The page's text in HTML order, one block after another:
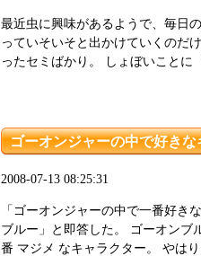
最近虫に興味があるようで、毎日
っていそいそと出かけていくのだ
ったセミばかり。 しょぼいことに
ゴーオンジャーの中で好きな
2008-07-13 08:25:31
「ゴーオンジャーの中で一番好き
ブルー」と即答した。 ゴーオンブ
番 マジメ なキャラクター。 やは